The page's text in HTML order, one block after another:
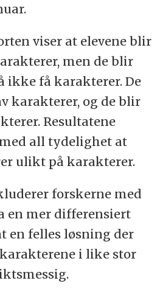
viser at elevene blir
men de blir
ikke få karakterer. De
karakterer, og de blir
Resultatene
all tydelighet at
ulikt på karakterer.
forskerne med
en mer differensiert
en felles løsning der
i like stor